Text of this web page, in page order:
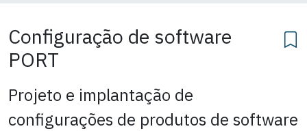
Configuração de software
PORT
Projeto e implantação de
configurações de produtos de software